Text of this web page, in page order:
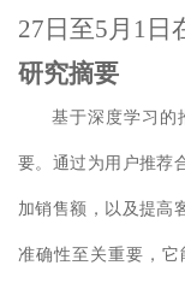
27日至5月1日
研究摘要
基于深度学习的
要。 通过为用户推荐
加销售额，以及提高
准确性至关重要，